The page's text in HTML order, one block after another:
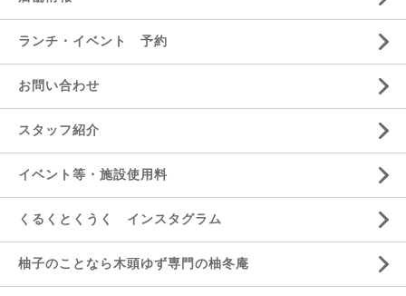
ランチ・イベント 予約
お問い合わせ
スタッフ紹介
イベント等・施設使用料
くるくとくうく インスタグラム
柚子のことなら木頭ゆず専門の柚冬庵